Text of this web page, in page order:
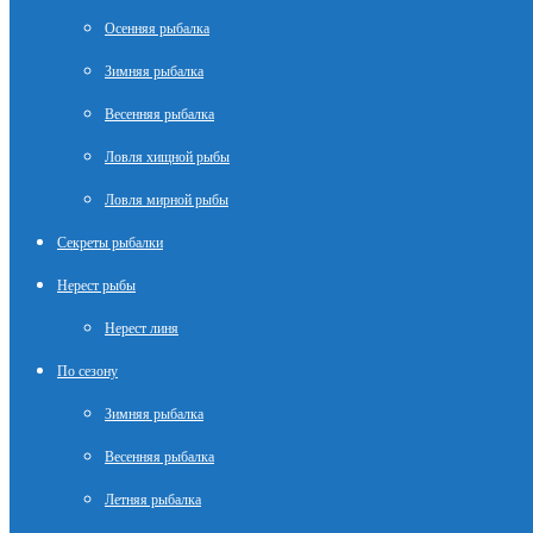
Осенняя рыбалка
Зимняя рыбалка
Весенняя рыбалка
Ловля хищной рыбы
Ловля мирной рыбы
Секреты рыбалки
Нерест рыбы
Нерест линя
По сезону
Зимняя рыбалка
Весенняя рыбалка
Летняя рыбалка